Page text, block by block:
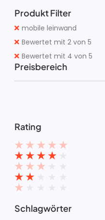
Produkt Filter
mobile leinwand
Bewertet mit 2 von 5
Bewertet mit 4 von 5
Preisbereich
Rating
★ ★ ★ ★ ★
★ ★ ★ ★
★ ★ ★
★ ★
★
Schlagwörter